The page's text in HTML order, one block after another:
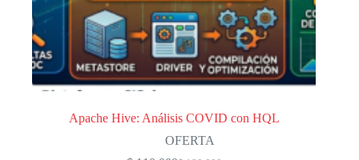
Apache Hive: Análisis COVID con HQL
OFERTA